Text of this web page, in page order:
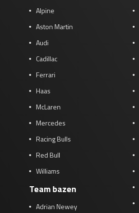
Alpine
Aston Martin
Audi
Cadillac
Ferrari
Haas
McLaren
Mercedes
Racing Bulls
Red Bull
Williams
Team bazen
Adrian Newey